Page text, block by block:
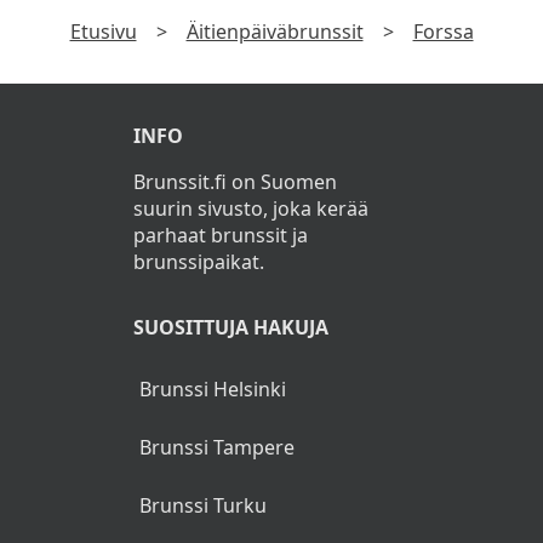
Vaahtokarkkeja (L,G)
Kahvia, teetä ja kaakaota
3-7-vuotiaat lapset
ja 8-12-vuotiaat lapset
Alle 3-vuotiaat syövät veloituksetta
aikuisen ruokaillessa Äitienpäivän
Noutopöydässä.
Etusivu > Äitienpäiväbrunssit > Forssa
INFO
Brunssit.fi on Suomen
suurin sivusto, joka kerää
parhaat brunssit ja
brunssipaikat.
SUOSITTUJA HAKUJA
Brunssi Helsinki
Brunssi Tampere
Brunssi Turku